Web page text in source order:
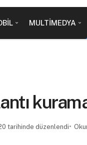
MULTIMEDYA
tarihinde düzenlendi